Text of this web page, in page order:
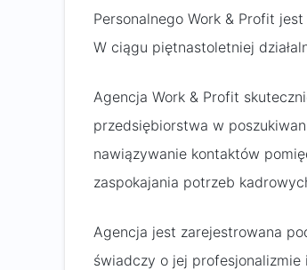
Personalnego Work & Profit
W ciągu piętnastoletniej
Agencja Work & Profit
przedsiębiorstwa w
nawiązywanie kontaktów
zaspokajania potrzeb
Agencja jest zarejestrowana
świadczy o jej